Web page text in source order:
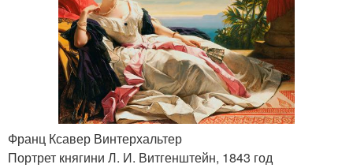
Франц Ксавер Винтерхальтер
Портрет княгини Л. И. Витгенштейн, 1843 год